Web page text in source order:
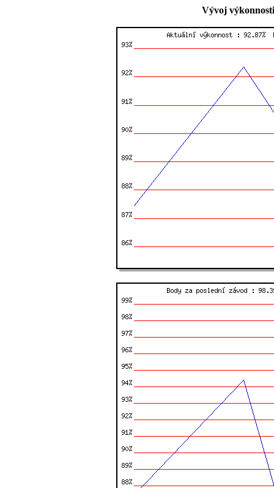
Vývoj